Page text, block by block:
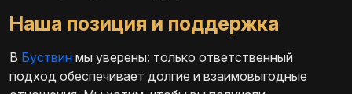
Наша позиция и поддержка
В Буствин мы уверены: только ответственный
подход обеспечивает долгие и взаимовыгодные